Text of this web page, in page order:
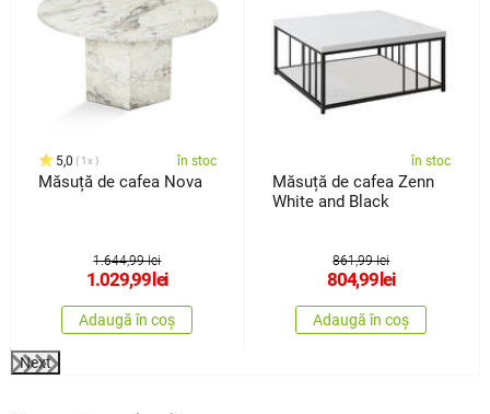
5,0 1x în stoc
Măsuță de cafea Nova
1.644,99 lei
1.029,99 lei
Adaugă în coș
în stoc
Măsuță de cafea Zenn
White and Black
861,99 lei
804,99 lei
Adaugă în coș
Next